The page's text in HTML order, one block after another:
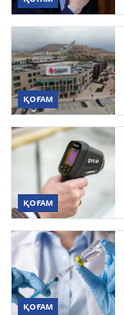
ҚОҒАМ
ҚОҒАМ
ҚОҒАМ